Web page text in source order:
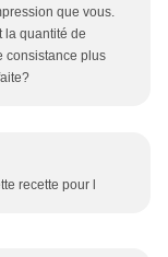
que vous.
la quantité de
consistance plus
recette pour l